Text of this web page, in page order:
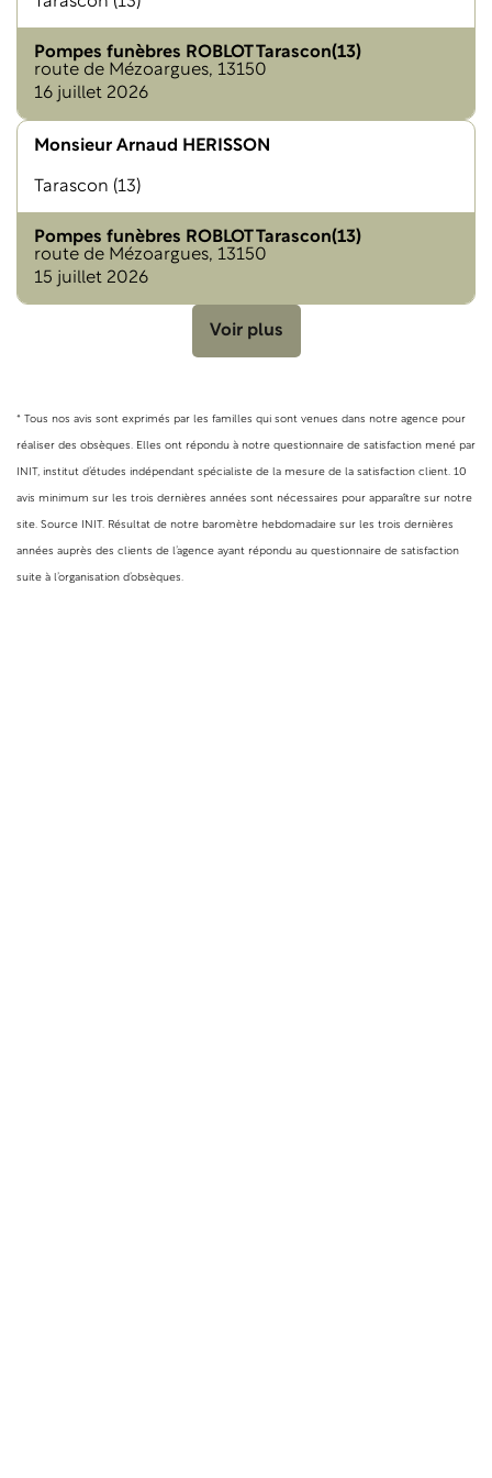
Pompes funèbres ROBLOT Tarascon(13)
route de Mézoargues, 13150
16 juillet 2026
Monsieur Arnaud HERISSON
Tarascon (13)
Pompes funèbres ROBLOT Tarascon(13)
route de Mézoargues, 13150
15 juillet 2026
Voir plus
* Tous nos avis sont exprimés par les familles qui sont venues dans notre agence pour
réaliser des obsèques. Elles ont répondu à notre questionnaire de satisfaction mené par
INIT, institut d’études indépendant spécialiste de la mesure de la satisfaction client. 10
avis minimum sur les trois dernières années sont nécessaires pour apparaître sur notre
site. Source INIT. Résultat de notre baromètre hebdomadaire sur les trois dernières
années auprès des clients de l’agence ayant répondu au questionnaire de satisfaction
suite à l’organisation d’obsèques.